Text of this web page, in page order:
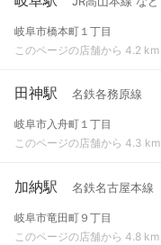
岐阜市橋本町１丁目
このページの店舗から 4.2 km
田神駅 名鉄各務原線
岐阜市入舟町１丁目
このページの店舗から 4.3 km
加納駅 名鉄名古屋本線
岐阜市竜田町９丁目
このページの店舗から 4.8 km